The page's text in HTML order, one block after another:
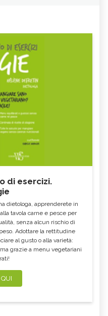
di esercizi.
dietologa, apprenderete in
tavola carne e pesce per
senza alcun rischio di
Adottare la rettitudine
al gusto o alla varietà:
grazie a menu vegetariani